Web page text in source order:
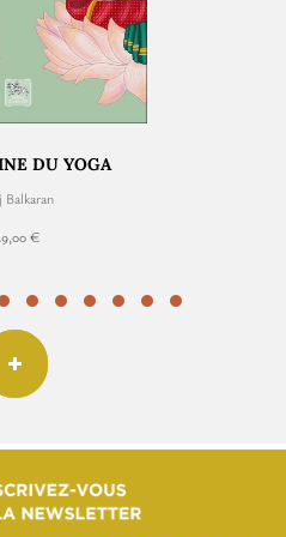
DU YOGA
Balkaran
€